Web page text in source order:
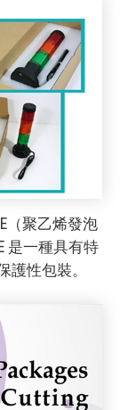
（聚乙烯發泡
是一種具有特
性包裝。